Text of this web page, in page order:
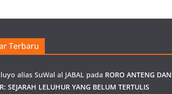
Terbaru
alias SuWal al JABAL pada RORO ANTENG DAN
SEJARAH LELUHUR YANG BELUM TERTULIS